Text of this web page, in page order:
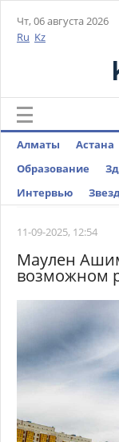
Чт, 06 августа 2026
Ru Kz
Алматы Астана
Образование
Интервью
11-09-2025, 12:54
Маулен
возможном